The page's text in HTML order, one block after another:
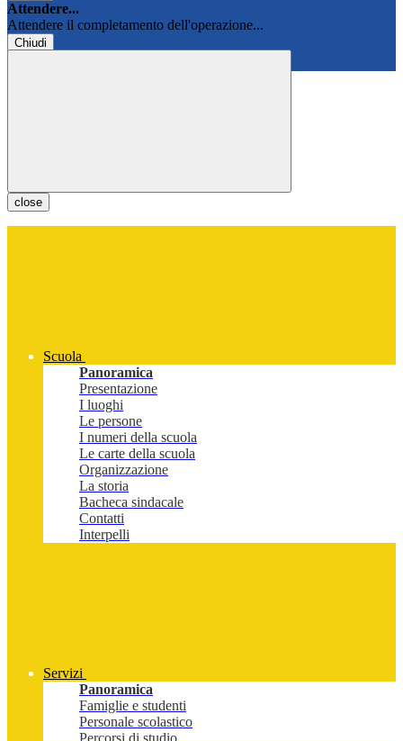
Attendere...
Attendere il completamento dell'operazione...
Chiudi
close
Scuola
Panoramica
Presentazione
I luoghi
Le persone
I numeri della scuola
Le carte della scuola
Organizzazione
La storia
Bacheca sindacale
Contatti
Interpelli
Servizi
Panoramica
Famiglie e studenti
Personale scolastico